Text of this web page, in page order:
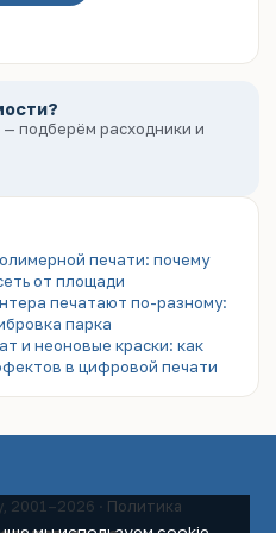
подберём расходники и
печати: почему
от площади
печатают по-разному:
парка
и неоновые краски: как
в цифровой печати
· Политика